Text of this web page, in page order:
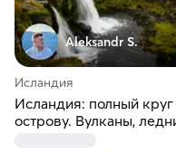
Aleksandr S.
Исландия
Исландия: полный
острову. Вулканы,